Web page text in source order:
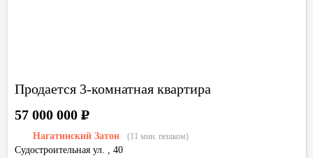
Продается 3-комнатная квартира
Нагатинский Затон (11 мин. пешком)
Судостроительная ул. , 40
57 000 000Р